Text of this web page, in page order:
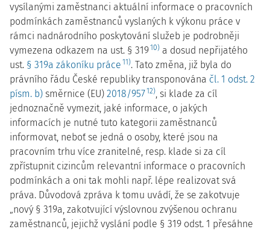
vysílanými zaměstnanci aktuální informace o pracovních
podmínkách zaměstnanců vyslaných k výkonu práce v
rámci nadnárodního poskytování služeb je podrobněji
vymezena odkazem na ust. § 31910) a dosud nepřijatého
ust. § 319a zákoníku práce 11). Tato změna, již byla do
právního řádu České republiky transponována čl. 1 odst. 2
písm. b) směrnice (EU) 2018/95712), si klade za cíl
jednoznačně vymezit, jaké informace, o jakých
informacích je nutné tuto kategorii zaměstnanců
informovat, neboť se jedná o osoby, které jsou na
pracovním trhu více zranitelné, resp. klade si za cíl
zpřístupnit cizincům relevantní informace o pracovních
podmínkách a oni tak mohli např. lépe realizovat svá
práva. Důvodová zpráva k tomu uvádí, že se zakotvuje
„nový § 319a, zakotvující výslovnou zvýšenou ochranu
zaměstnanců, jejichž vyslání podle § 319 odst. 1 přesáhne